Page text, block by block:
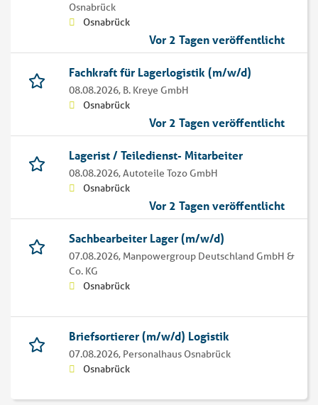
Osnabrück
Osnabrück
Vor 2 Tagen veröffentlicht
Fachkraft für Lagerlogistik (m/w/d)
08.08.2026, B. Kreye GmbH
Osnabrück
Vor 2 Tagen veröffentlicht
Lagerist / Teiledienst- Mitarbeiter
08.08.2026,Autoteile Tozo GmbH
Osnabrück
Vor 2 Tagen veröffentlicht
Sachbearbeiter Lager (m/w/d)
07.08.2026, Manpowergroup Deutschland GmbH &
Co. KG
Osnabrück
Briefsortierer (m/w/d) Logistik
07.08.2026, Personalhaus Osnabrück
Osnabrück